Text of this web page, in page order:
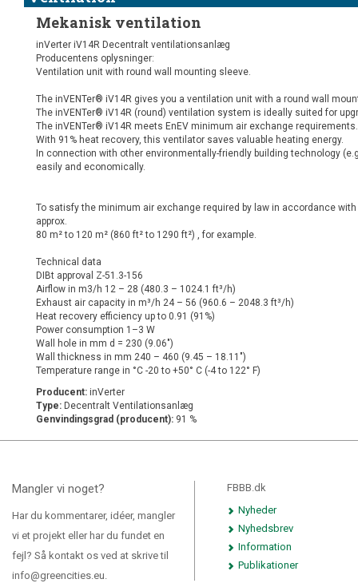
Mekanisk ventilation
inVerter iV14R Decentralt ventilationsanlæg
Producentens oplysninger:
Ventilation unit with round wall mounting sleeve.
The inVENTer® iV14R gives you a ventilation unit with a round wall
The inVENTer® iV14R (round) ventilation system is ideally suited for
The inVENTer® iV14R meets EnEV minimum air exchange requirements.
With 91% heat recovery, this ventilator saves valuable heating energy.
In connection with other environmentally-friendly building technology
easily and economically.
To satisfy the minimum air exchange required by law in accordance
approx.
80 m² to 120 m² (860 ft² to 1290 ft²) , for example.
Technical data
DIBt approval Z-51.3-156
Airflow in m3/h 12 – 28 (480.3 – 1024.1 ft³/h)
Exhaust air capacity in m³/h 24 – 56 (960.6 – 2048.3 ft³/h)
Heat recovery efficiency up to 0.91 (91%)
Power consumption 1–3 W
Wall hole in mm d = 230 (9.06")
Wall thickness in mm 240 – 460 (9.45 – 18.11")
Temperature range in °C -20 to +50° C (-4 to 122° F)
Producent: inVerter
Type: Decentralt Ventilationsanlæg
Genvindingsgrad (producent): 91 %
Mangler vi noget?
Har du kommentarer, idéer, mangler
vi et projekt eller har du fundet en
fejl? Så kontakt os ved at skrive til
info@greencities.eu.
FBBB.dk
Nyheder
Nyhedsbrev
Information
Publikationer